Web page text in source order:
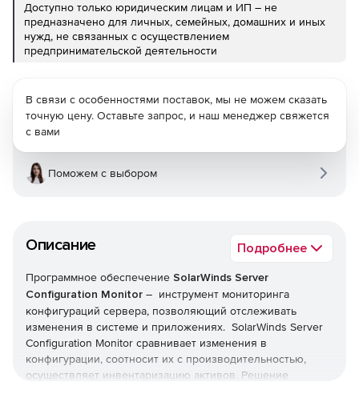
Доступно только юридическим лицам и ИП – не
предназначено для личных, семейных, домашних и иных
нужд, не связанных с осуществлением
предпринимательской деятельности
Описание Подробнее
Программное обеспечение SolarWinds Server
Configuration Monitor – инструмент мониторинга
конфигураций сервера, позволяющий отслеживать
изменения в системе и приложениях. SolarWinds Server
Configuration Monitor сравнивает изменения в
конфигурации, соотносит их с производительностью,
осуществляет инвентаризацию активов. Решение
В связи с особенностями поставок, мы не можем сказать
точную цену. Оставьте запрос, и наш менеджер свяжется
с вами
Поможем с выбором